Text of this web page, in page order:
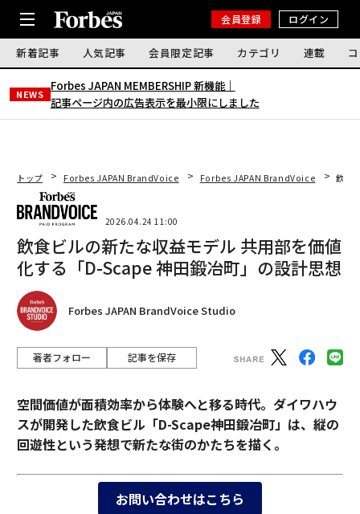
会員登録 ログイン
新着記事 人気記事 会員限定記事 カテゴリ 連載
NEWS
Forbes JAPAN MEMBERSHIP 新機能｜
記事ページ内の広告表示を最小限にしました
トップ Forbes JAPAN BrandVoice Forbes JAPAN BrandVoice 飲食
2026.04.24 11:00
飲食ビルの新たな収益モデル 共用部を価値
化する「D-Scape 神田鍛冶町」の設計思想
Forbes JAPAN BrandVoice Studio
著者フォロー 記事を保存
空間価値が面積効率から体験へと移る時代。ダイワハウ
スが開発した飲食ビル「D-Scape神田鍛冶町」は、縦の
回遊性という発想で新たな街のかたちを描く。
お問い合わせはこちら